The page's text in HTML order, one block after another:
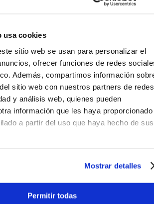
usa cookies
sitio web se usan para personalizar el
ofrecer funciones de redes
Además, compartimos información
sitio web con nuestros partners de redes
y análisis web, quienes pueden
información que les haya proporcionado
a partir del uso que haya hecho de sus
Mostrar detalles
Permitir todas
incorpora incrustaciones e
de posición que facilitan la
visual durante la ejecución,